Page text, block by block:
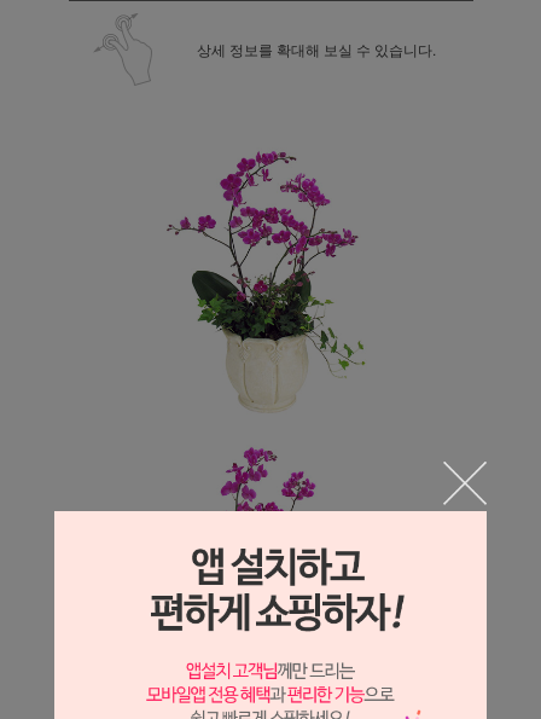
상세 정보를 확대해 보실 수 있습니다.